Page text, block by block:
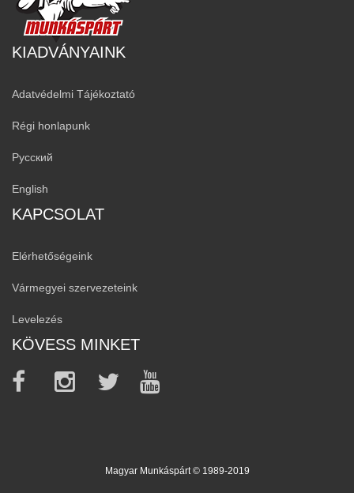
KIADVÁNYAINK
Adatvédelmi Tájékoztató
Régi honlapunk
Русский
English
KAPCSOLAT
Elérhetőségeink
Vármegyei szervezeteink
Levelezés
KÖVESS MINKET
Magyar Munkáspárt © 1989-2019